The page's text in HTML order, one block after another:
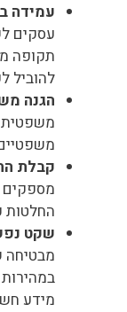
עמידה
עסקים
תקופה
להוביל
הגנה
משפטית
קבלת
מספקים
החלטות
שקט
מבטיחה
מידע